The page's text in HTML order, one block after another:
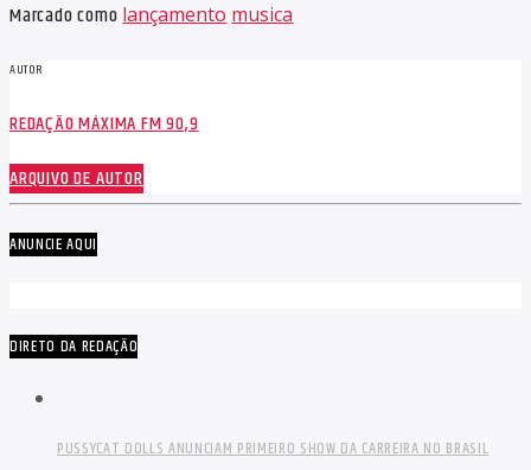
Marcado comolançamento musica
AUTOR
REDAÇÃO MÁXIMA FM 90,9
ARQUIVO DE AUTOR
ANUNCIE AQUI
DIRETO DA REDAÇÃO
PUSSYCAT DOLLS ANUNCIAM PRIMEIRO SHOW DA CARREIRA NO BRASIL